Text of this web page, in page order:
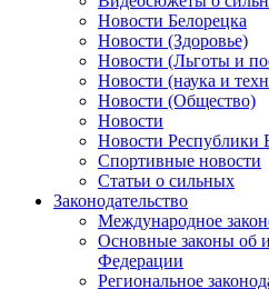
Новости Белорецка
Новости (Здоровье)
Новости (Льготы и
Новости (наука и
Новости (Общество)
Новости
Новости Республики
Спортивные новости
Статьи о сильных
Законодательство
Международное
Основные законы об
Федерации
Региональное